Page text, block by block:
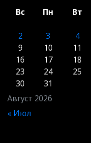
Август 2026
Вс Пн Вт
2
3 4
9
10 11
16
17 18
23
24 25
30
31
« Июл